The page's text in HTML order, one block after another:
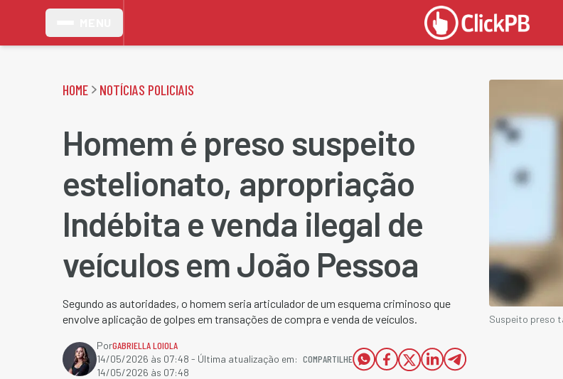
HOME NOTÍCIAS POLICIAIS
Homem é preso suspeito
estelionato, apropriação
Indébita e venda ilegal de
veículos em João Pessoa
Segundo as autoridades, o homem seria articulador de um esquema criminoso que
envolve aplicação de golpes em transações de compra e venda de veículos.
PorGABRIELLA LOIOLA
14/05/2026 às 07:48 - Última atualização em:
14/05/2026 às 07:48
COMPARTILHE
Suspeito preso